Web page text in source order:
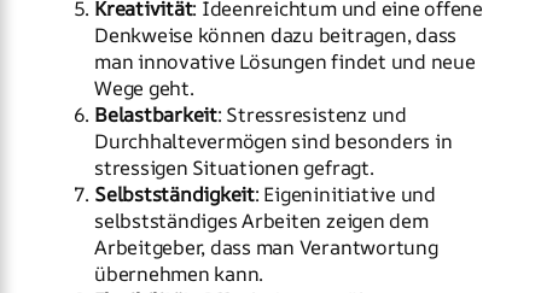
Kreativität: Ideenreichtum und eine offene
Denkweise können dazu beitragen, dass
man innovative Lösungen findet und neue
Wege geht.
Belastbarkeit: Stressresistenz und
Durchhaltevermögen sind besonders in
stressigen Situationen gefragt.
Selbstständigkeit: Eigeninitiative und
selbstständiges Arbeiten zeigen dem
Arbeitgeber, dass man Verantwortung
übernehmen kann.